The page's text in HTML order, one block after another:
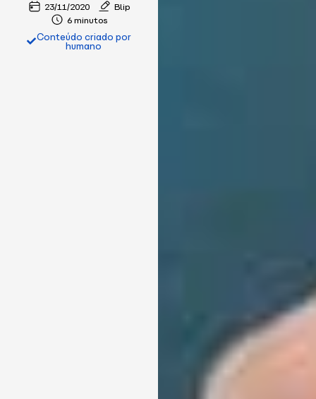
23/11/2020
Blip
6 minutos
Conteúdo criado por
humano